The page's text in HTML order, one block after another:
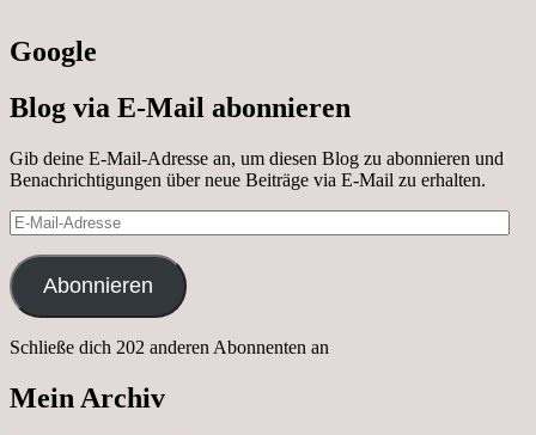
Google
Blog via E-Mail abonnieren
Gib deine E-Mail-Adresse an, um diesen Blog zu abonnieren und
Benachrichtigungen über neue Beiträge via E-Mail zu erhalten.
E-
Mail-
Adresse
Abonnieren
Schließe dich 202 anderen Abonnenten an
Mein Archiv